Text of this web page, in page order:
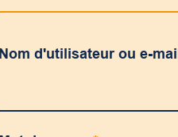
Nom d'utilisateur ou e-mail